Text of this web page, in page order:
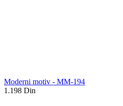
Moderni motiv - MM-194
1.198 Din